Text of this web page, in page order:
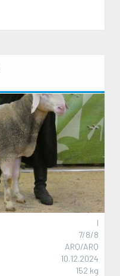
I
7/8/8
ARQ/ARQ
10.12.2024
152 kg